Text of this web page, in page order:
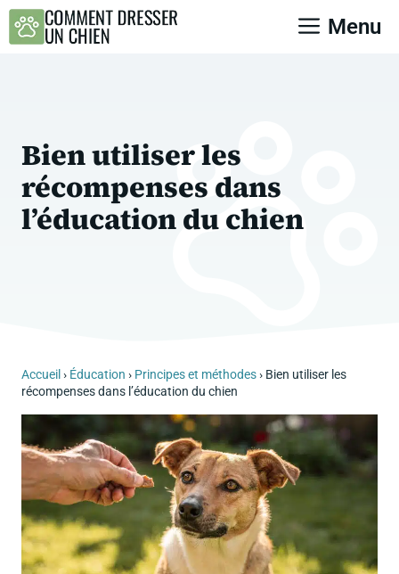
Aller
Menu
Bien utiliser les
récompenses dans
l’éducation du chien
Accueil › Éducation › Principes et méthodes› Bien utiliser les
récompenses dans l’éducation du chien